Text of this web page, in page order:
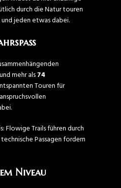
durch die Natur touren
jeden etwas dabei.
und mehr als74
Touren für
Flowige Trails führen durch
Passagen fordern
Niveau